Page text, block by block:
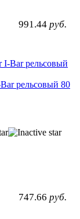
991.44 руб.
рельсовый 80
747.66 руб.